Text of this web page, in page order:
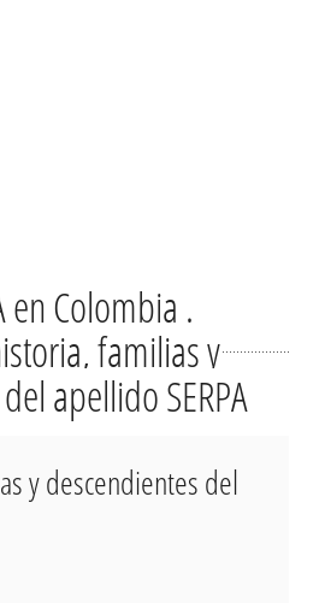
en Colombia .
familias y
apellido SERPA
y descendientes del